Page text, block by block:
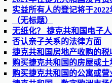
实益所有人的登记将于
（无标题）
无纸化？ 捷克共和国电子
否认亲子关系的法律方面
捷克共和国房地产收购的税
购买捷克共和国的房屋或土
购买捷克共和国的公寓或营